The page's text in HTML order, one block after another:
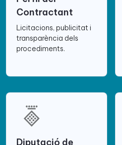
Contractant
Licitacions, publicitat i
transparència dels
procediments.
Diputació de